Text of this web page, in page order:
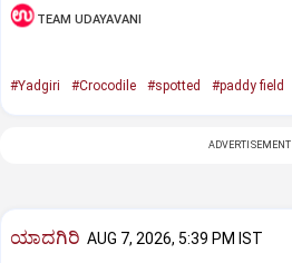
TEAM UDAYAVANI
#Yadgiri #Crocodile #spotted #paddy field
ADVERTISEMENT
ಯಾದಗಿರಿ AUG 7, 2026, 5:39 PM IST